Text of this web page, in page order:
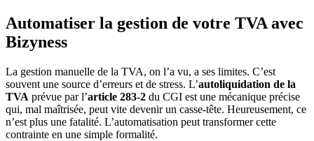
Automatiser la gestion de votre TVA avec
Bizyness
La gestion manuelle de la TVA, on l’a vu, a ses limites. C’est
souvent une source d’erreurs et de stress. L’autoliquidation de la
TVA prévue par l’article 283-2 du CGI est une mécanique précise
qui, mal maîtrisée, peut vite devenir un casse-tête. Heureusement, ce
n’est plus une fatalité. L’automatisation peut transformer cette
contrainte en une simple formalité.